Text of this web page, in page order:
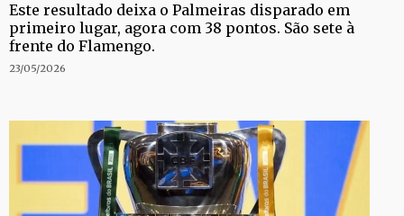
Este resultado deixa o Palmeiras disparado em
primeiro lugar, agora com 38 pontos. São sete à
frente do Flamengo.
23/05/2026